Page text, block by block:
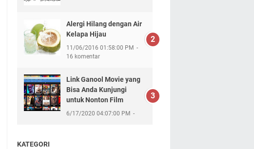
Alergi Hilang dengan Air
Kelapa Hijau
11/06/2016 01:58:00 PM
16 komentar
Link Ganool Movie yang
Bisa Anda Kunjungi
untuk Nonton Film
6/17/2020 04:07:00 PM
KATEGORI